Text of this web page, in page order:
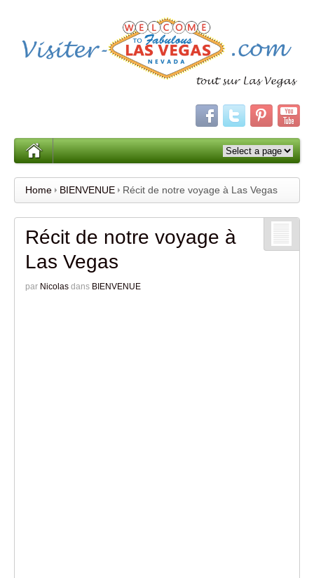
Home BIENVENUE Récit de notre voyage à Las Vegas
Récit de notre voyage à
Las Vegas
par Nicolas dans BIENVENUE